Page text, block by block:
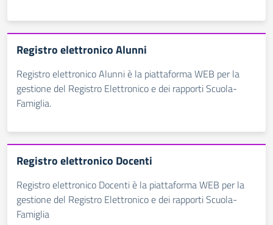
Registro elettronico Alunni
Registro elettronico Alunni è la piattaforma WEB per la
gestione del Registro Elettronico e dei rapporti Scuola-
Famiglia.
Registro elettronico Docenti
Registro elettronico Docenti è la piattaforma WEB per la
gestione del Registro Elettronico e dei rapporti Scuola-
Famiglia